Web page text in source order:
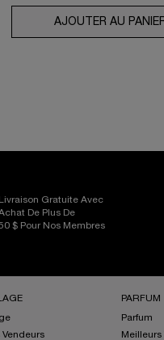
AQUAGEL DÉFENSE FPS
AJOUTER AU
Livraison Gratuite Avec
De Plus De
$ Pour Nos Membres
Vendeurs
PARFUM
Parfum
Meilleurs